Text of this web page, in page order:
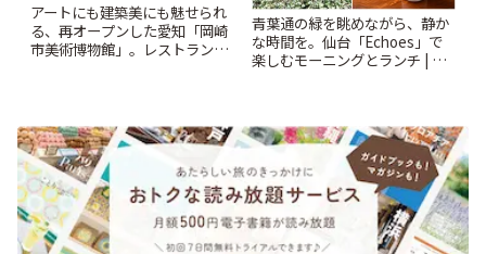
アートにも建築美にも魅せられ
る、再オープンした愛知「岡崎
市美術博物館」。レストランや
青葉通の緑を眺めながら、静か
な時間を。仙台「Echoes」で
楽しむモーニングとランチ | こ